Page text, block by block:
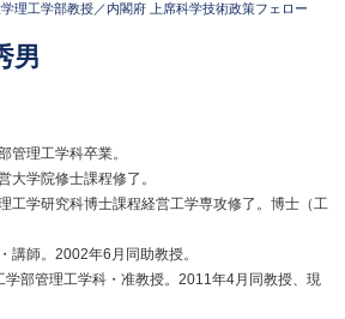
理工学部教授／内閣府 上席科学技術政策フェロー
男
管理工学科卒業。
大学院修士課程修了。
工学研究科博士課程経営工学専攻修了。博士（工
講師。2002年6月同助教授。
部管理工学科・准教授。2011年4月同教授、現